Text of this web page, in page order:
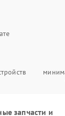
запчасти и